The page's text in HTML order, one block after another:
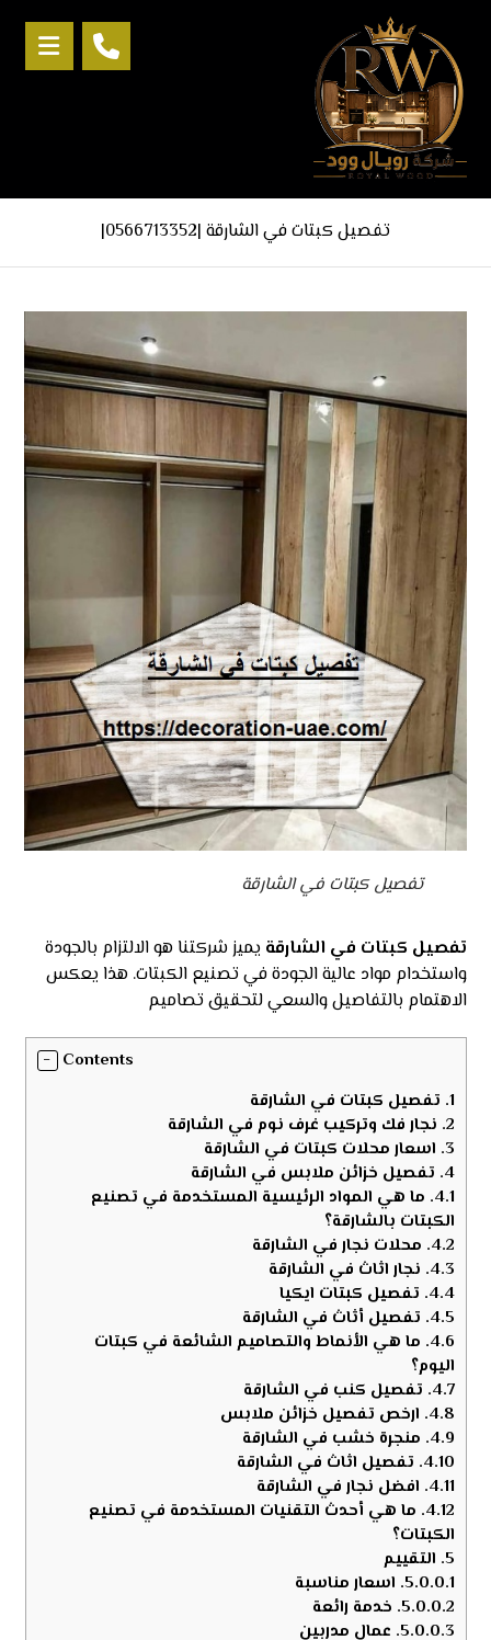
تفصيل كبتات في الشارقة |0566713352|
تفصيل كبتات في الشارقة
تفصيل كبتات في الشارقة يميز شركتنا هو الالتزام بالجودة
واستخدام مواد عالية الجودة في تصنيع الكبتات. هذا يعكس
الاهتمام بالتفاصيل والسعي لتحقيق تصاميم
Contents
1. تفصيل كبتات في الشارقة
2. نجار فك وتركيب غرف نوم في الشارقة
3. اسعار محلات كبتات في الشارقة
4. تفصيل خزائن ملابس في الشارقة
4.1. ما هي المواد الرئيسية المستخدمة في تصنيع
الكبتات بالشارقة؟
4.2. محلات نجار في الشارقة
4.3. نجار اثاث في الشارقة
4.4. تفصيل كبتات ايكيا
4.5. تفصيل أثاث في الشارقة
4.6. ما هي الأنماط والتصاميم الشائعة في كبتات
اليوم؟
4.7. تفصيل كنب في الشارقة
4.8. ارخص تفصيل خزائن ملابس
4.9. منجرة خشب في الشارقة
4.10. تفصيل اثاث في الشارقة
4.11. افضل نجار في الشارقة
4.12. ما هي أحدث التقنيات المستخدمة في تصنيع
الكبتات؟
5. التقييم
5.0.0.1. اسعار مناسبة
5.0.0.2. خدمة رائعة
5.0.0.3. عمال مدربين